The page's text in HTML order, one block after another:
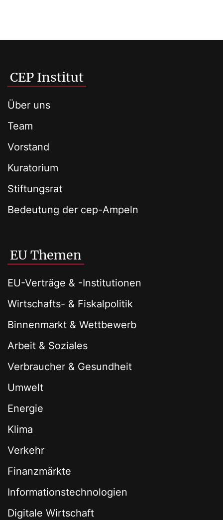
CEP Institut
Über uns
Team
Vorstand
Kuratorium
Stiftungsrat
Bedeutung der cep-Ampeln
EU Themen
EU-Verträge & -Institutionen
Wirtschafts- & Fiskalpolitik
Binnenmarkt & Wettbewerb
Arbeit & Soziales
Verbraucher & Gesundheit
Umwelt
Energie
Klima
Verkehr
Finanzmärkte
Informationstechnologien
Digitale Wirtschaft